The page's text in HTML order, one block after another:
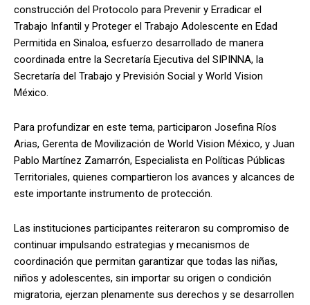
construcción del Protocolo para Prevenir y Erradicar el
Trabajo Infantil y Proteger el Trabajo Adolescente en Edad
Permitida en Sinaloa, esfuerzo desarrollado de manera
coordinada entre la Secretaría Ejecutiva del SIPINNA, la
Secretaría del Trabajo y Previsión Social y World Vision
México.
Para profundizar en este tema, participaron Josefina Ríos
Arias, Gerenta de Movilización de World Vision México, y Juan
Pablo Martínez Zamarrón, Especialista en Políticas Públicas
Territoriales, quienes compartieron los avances y alcances de
este importante instrumento de protección.
Las instituciones participantes reiteraron su compromiso de
continuar impulsando estrategias y mecanismos de
coordinación que permitan garantizar que todas las niñas,
niños y adolescentes, sin importar su origen o condición
migratoria, ejerzan plenamente sus derechos y se desarrollen